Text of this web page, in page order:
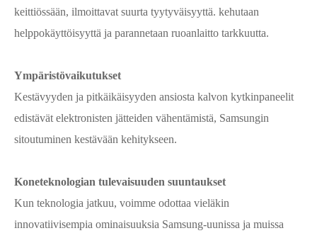
keittiössään, ilmoittavat suurta tyytyväisyyttä. kehutaan
helppokäyttöisyyttä ja parannetaan ruoanlaitto tarkkuutta.
Ympäristövaikutukset
Kestävyyden ja pitkäikäisyyden ansiosta kalvon kytkinpaneelit
edistävät elektronisten jätteiden vähentämistä, Samsungin
sitoutuminen kestävään kehitykseen.
Koneteknologian tulevaisuuden suuntaukset
Kun teknologia jatkuu, voimme odottaa vieläkin
innovatiivisempia ominaisuuksia Samsung-uunissa ja muissa